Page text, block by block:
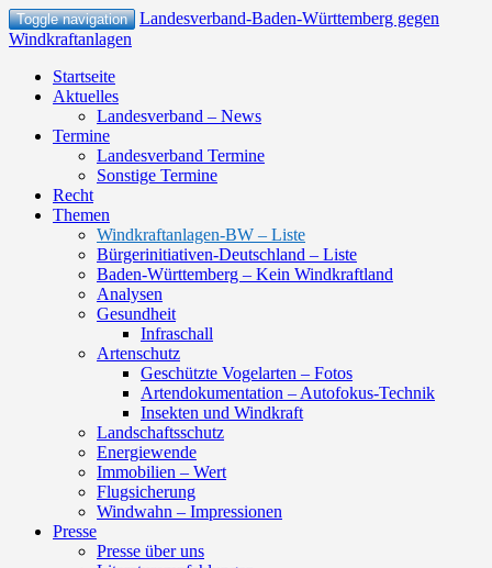
Toggle navigation
Landesverband-Baden-Württemberg gegen
Windkraftanlagen
Startseite
Aktuelles
Landesverband – News
Termine
Landesverband Termine
Sonstige Termine
Recht
Themen
Windkraftanlagen-BW – Liste
Bürgerinitiativen-Deutschland – Liste
Baden-Württemberg – Kein Windkraftland
Analysen
Gesundheit
Infraschall
Artenschutz
Geschützte Vogelarten – Fotos
Artendokumentation – Autofokus-Technik
Insekten und Windkraft
Landschaftsschutz
Energiewende
Immobilien – Wert
Flugsicherung
Windwahn – Impressionen
Presse
Presse über uns